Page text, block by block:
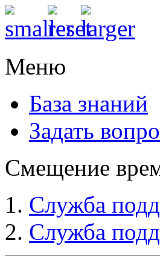
Меню
База знаний
Задать
Смещение
Служба
Служба